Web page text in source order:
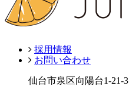
採用情報
お問い合わせ
仙台市泉区向陽台1-21-3